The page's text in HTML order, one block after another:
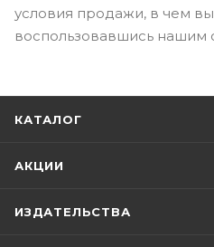
условия продажи, в чем вы
воспользовавшись нашим
КАТАЛОГ
АКЦИИ
ИЗДАТЕЛЬСТВА